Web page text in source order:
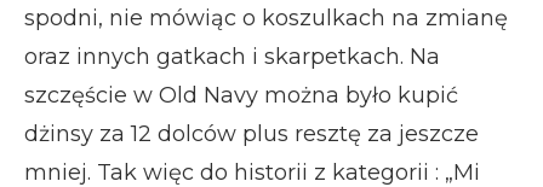
spodni, nie mówiąc o koszulkach na zmianę
oraz innych gatkach i skarpetkach. Na
szczęście w Old Navy można było kupić
dżinsy za 12 dolców plus resztę za jeszcze
mniej. Tak więc do historii z kategorii : „Mi